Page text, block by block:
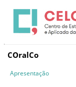
COralCo
Apresentação